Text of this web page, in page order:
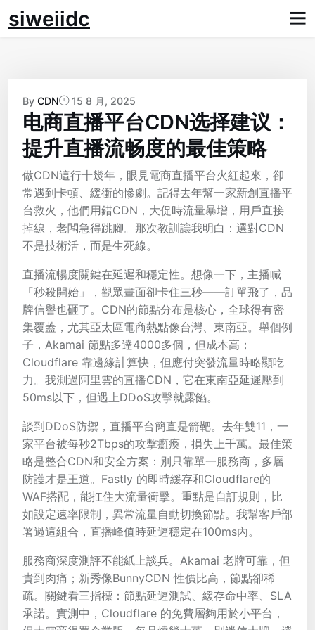
Skip
tosiweiidc
By CDN 15 8 月, 2025
电商直播平台CDN选择建议：
提升直播流畅度的最佳策略
做CDN這行十幾年，眼見電商直播平台火紅起來，卻
常遇到卡頓、緩衝的慘劇。記得去年幫一家新創直播平
台救火，他們用錯CDN，大促時流量暴增，用戶直接
掉線，老闆急得跳腳。那次教訓讓我明白：選對CDN
不是技術活，而是生死線。
直播流暢度關鍵在延遲和穩定性。想像一下，主播喊
「秒殺開始」，觀眾畫面卻卡住三秒——訂單飛了，品
牌信譽也砸了。CDN的節點分布是核心，全球得有密
集覆蓋，尤其亞太區電商熱點像台灣、東南亞。舉個例
子，Akamai 節點多達4000多個，但成本高；
Cloudflare 靠邊緣計算快，但應付突發流量時略顯吃
力。我測過阿里雲的直播CDN，它在東南亞延遲壓到
50ms以下，但遇上DDoS攻擊就露餡。
談到DDoS防禦，直播平台簡直是箭靶。去年雙11，一
家平台被每秒2Tbps的攻擊癱瘓，損失上千萬。最佳策
略是整合CDN和安全方案：別只靠單一服務商，多層
防護才是王道。Fastly 的即時緩存和Cloudflare的
WAF搭配，能扛住大流量衝擊。重點是自訂規則，比
如設定速率限制，異常流量自動切換節點。我幫客戶部
署過這組合，直播峰值時延遲穩定在100ms內。
服務商深度測評不能紙上談兵。Akamai 老牌可靠，但
貴到肉痛；新秀像BunnyCDN 性價比高，節點卻稀
疏。關鍵看三指標：節點延遲測試、緩存命中率、SLA
承諾。實測中，Cloudflare 的免費層夠用於小平台，